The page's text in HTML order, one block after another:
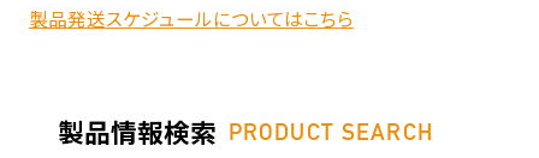
製品発送スケジュールについてはこちら
製品情報検索 PRODUCT SEARCH